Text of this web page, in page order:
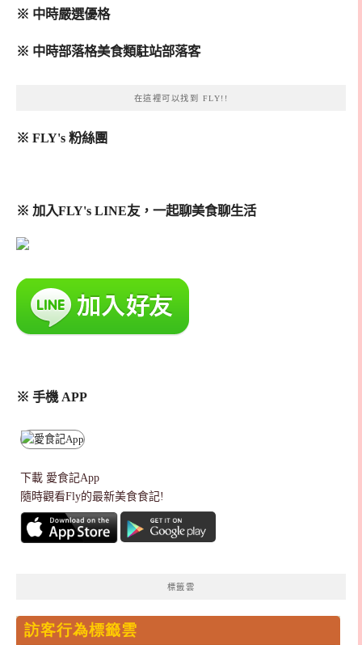
※ 中時嚴選優格
※ 中時部落格美食類駐站部落客
在這裡可以找到 FLY!!
※ FLY's 粉絲團
※ 加入FLY's LINE友，一起聊美食聊生活
※ 手機 APP
下載 愛食記App
隨時觀看Fly的最新美食食記!
標籤雲